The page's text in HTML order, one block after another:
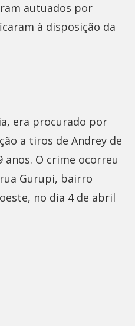
autuados por
à disposição da
era procurado por
a tiros de Andrey de
anos. O crime ocorreu
Gurupi, bairro
no dia 4 de abril